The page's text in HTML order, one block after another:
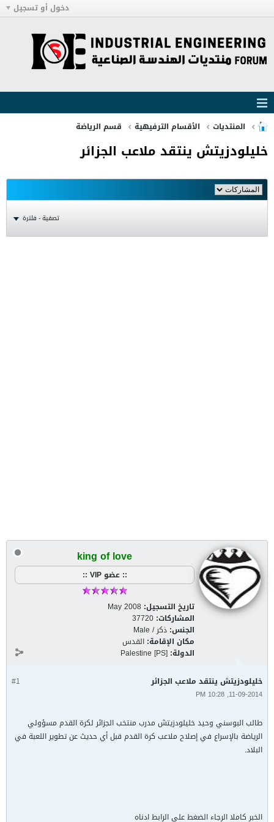
دخول أو تسجيل
المنتديات الأقسام الترفيهية قسم الرياضة
خليلودزيتش ينتقد ملاعب الجزائر
تصفية - فلترة
king of love
:: عضو VIP ::
تاريخ التسجيل: May 2008
المشاركات: 37720
الجنس: ذكر / Male
مكان الإقامة: القدس
الدولة: Palestine [PS]
#1 خليلودزيتش ينتقد ملاعب الجزائر
11-09-2014, 10:28 PM
طالب البوسني وحيد خليلودزيتش مدرب منتخب الجزائر لكرة القدم مسؤولي
الرياضة بالإسراع في إصلاح ملاعب كرة القدم قبل أي حديث عن تطوير اللعبة في
البلاد.
الخبر كاملا الرجاء الضغط على الرابط ادناه